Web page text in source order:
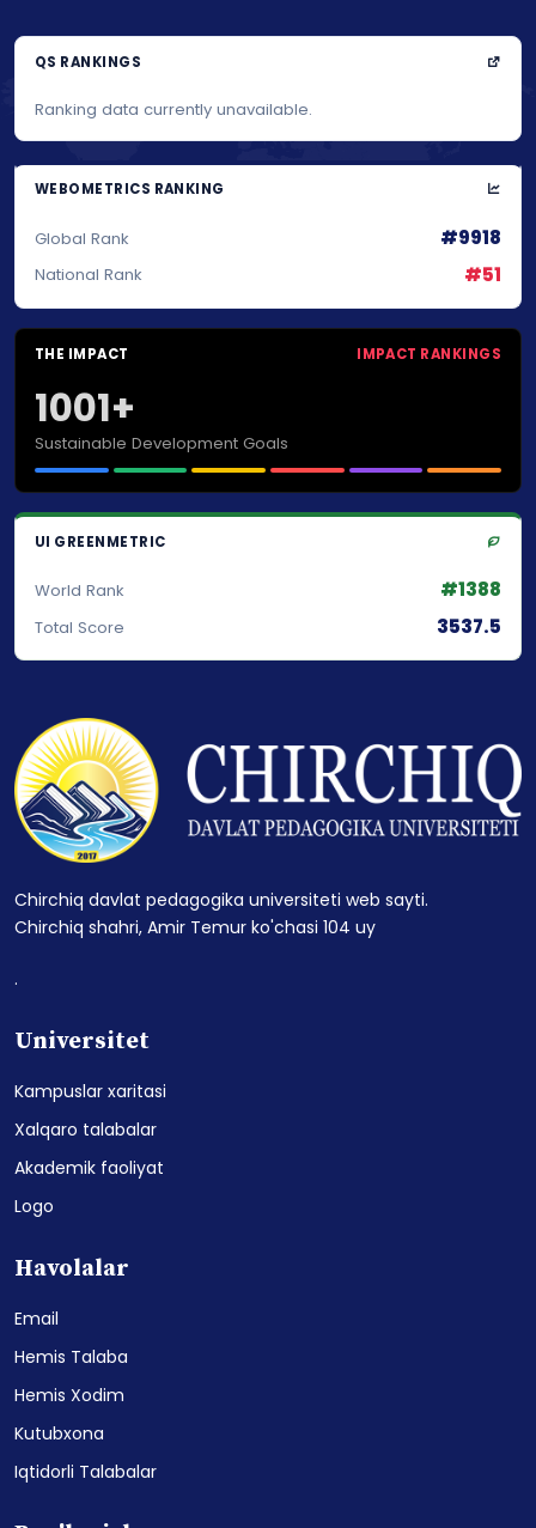
QS RANKINGS
Ranking data currently unavailable.
WEBOMETRICS RANKING
Global Rank #9918
National Rank #51
THE IMPACT IMPACT RANKINGS
1001+
Sustainable Development Goals
UI GREENMETRIC
World Rank #1388
Total Score 3537.5
Chirchiq davlat pedagogika universiteti web sayti.
Chirchiq shahri, Amir Temur ko'chasi 104 uy
.
Universitet
Kampuslar xaritasi
Xalqaro talabalar
Akademik faoliyat
Logo
Havolalar
Email
Hemis Talaba
Hemis Xodim
Kutubxona
Iqtidorli Talabalar